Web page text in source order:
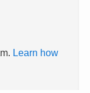
Learn how